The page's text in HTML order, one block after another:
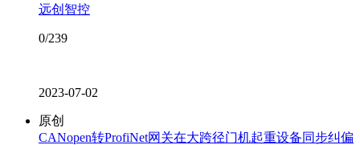
远创智控
0/239
2023-07-02
原创
CANopen转ProfiNet网关在大跨径门机起重设备同步纠偏